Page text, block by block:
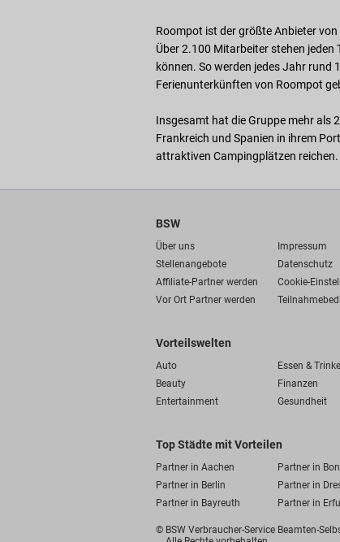
Roompot ist der größte Anbieter
Über 2.100 Mitarbeiter stehen jeden
können. So werden jedes Jahr rund
Ferienunterkünften von Roompot
Insgesamt hat die Gruppe mehr als
Frankreich und Spanien in ihrem
attraktiven Campingplätzen reichen.
BSW
Über uns
Impressum
Stellenangebote
Datenschutz
Affiliate-Partner werden
Cookie-
Vor Ort Partner werden
Vorteilswelten
Auto Essen &
Beauty
Finanzen
Entertainment
Gesundheit
Top Städte mit Vorteilen
Partner in Aachen Partner in
Partner in Berlin
Partner in
Partner in Bayreuth
Partner in
© BSW Verbraucher-Service Beamten-